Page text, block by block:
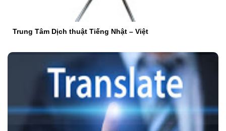
Trung Tâm Dịch thuật Tiếng Nhật – Việt